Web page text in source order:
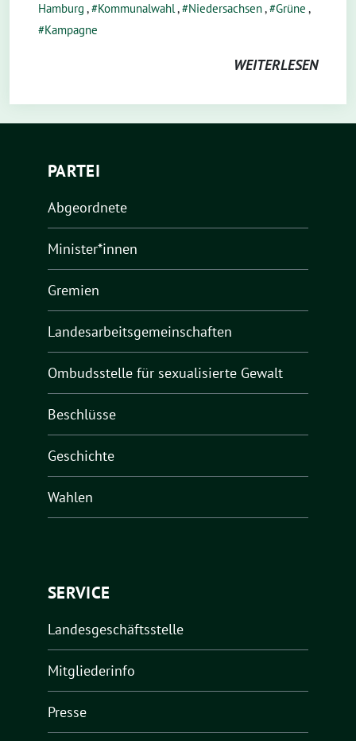
Hamburg , Kommunalwahl, Niedersachsen, Grüne ,
Kampagne
WEITERLESEN
PARTEI
Abgeordnete
Minister*innen
Gremien
Landesarbeitsgemeinschaften
Ombudsstelle für sexualisierte Gewalt
Beschlüsse
Geschichte
Wahlen
SERVICE
Landesgeschäftsstelle
Mitgliederinfo
Presse